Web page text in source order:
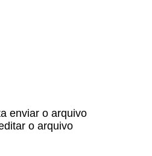
enviar o arquivo
o arquivo